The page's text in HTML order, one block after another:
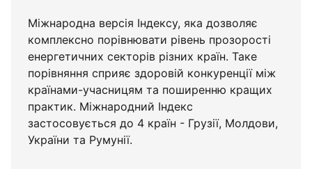
Міжнародна версія Індексу, яка дозволяє
комплексно порівнювати рівень прозорості
енергетичних секторів різних країн. Таке
порівняння сприяє здоровій конкуренції між
країнами-учасницям та поширенню кращих
практик. Міжнародний Індекс
застосовується до 4 країн - Грузії, Молдови,
України та Румунії.